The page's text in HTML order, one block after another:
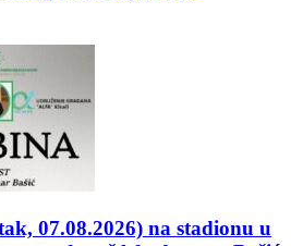
07.08.2026) na stadionu u